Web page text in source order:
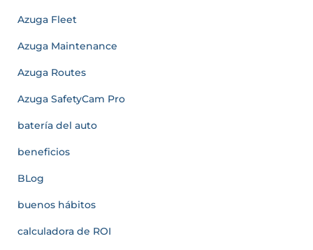
Azuga Fleet
Azuga Maintenance
Azuga Routes
Azuga SafetyCam Pro
batería del auto
beneficios
BLog
buenos hábitos
calculadora de ROI